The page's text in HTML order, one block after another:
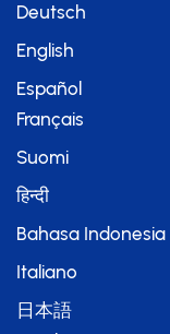
Deutsch
English
Español
Français
Suomi
हिन्दी
Bahasa Indonesia
Italiano
日本語